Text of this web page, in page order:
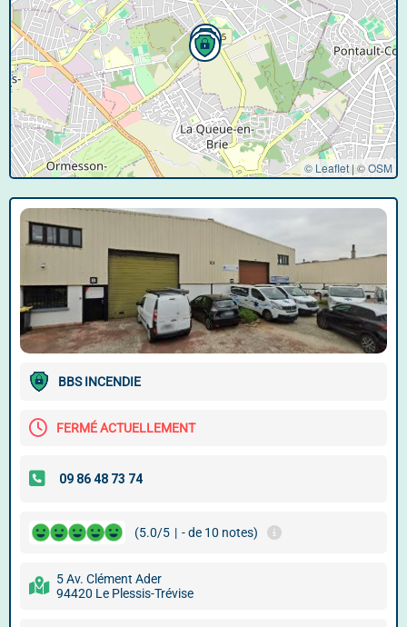
© Leaflet | ©OSM
BBS INCENDIE
FERMÉ ACTUELLEMENT
(5.0/5 | - de 10 notes)
5 Av. Clément Ader
94420 Le Plessis-Trévise